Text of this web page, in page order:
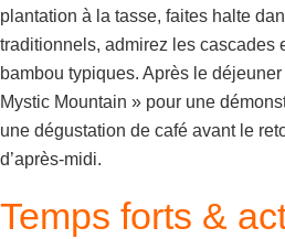
plantation à la tasse, faites halte
traditionnels, admirez les cascades
bambou typiques. Après le
Mystic Mountain » pour une
une dégustation de café avant le
d’après-midi.
Temps forts &